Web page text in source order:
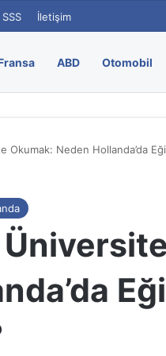
İletişim
ABD Otomobil
Okumak: Neden Hollanda’da